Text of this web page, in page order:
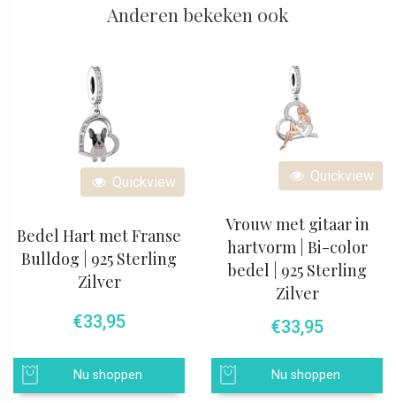
Anderen bekeken ook
Quickview
Bedel Hart met Franse
Bulldog | 925 Sterling
Zilver
€33,95
Nu shoppen
Quickview
Vrouw met gitaar in
hartvorm | Bi-color
bedel | 925 Sterling
Zilver
€33,95
Nu shoppen